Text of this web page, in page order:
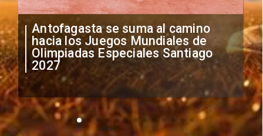
"Falta de profesionalismo": Sifup
anuncia medidas por situación
irregular de futbolistas
extranjeros